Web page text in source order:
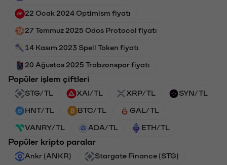
22 Ocak 2024 Optimism fiyatı
27 Temmuz 2025 Odos Protocol fiyatı
14 Kasım 2023 Spell Token fiyatı
20 Ağustos 2025 Trabzonspor fiyatı
Popüler işlem çiftleri
STG/TL XAI/TL XRP/TL SYN/TL
HNT/TL BTC/TL GAL/TL
VANRY/TL ADA/TL ETH/TL
Popüler kripto paralar
Ankr (ANKR) Stargate Finance (STG)